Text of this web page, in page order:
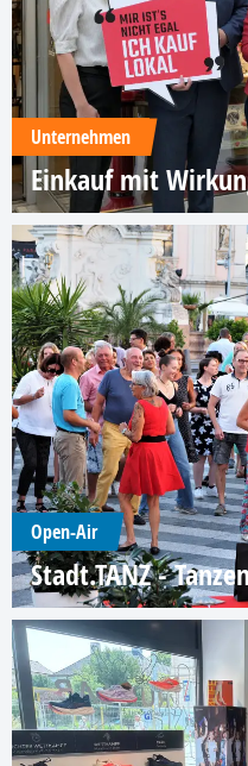
Unternehmen
Einkauf mit
Open-Air
Stadt.TANZ -